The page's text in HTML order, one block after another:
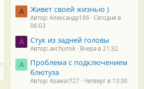
А Живет своей жизнью )
Автор: Александр186
Сегодня в
06:03
A Стук из задней головы
Автор: avchumik Вчера в 21:32
А
Проблема с подключением
блютуза
Автор: Азамат727 Четверг в 13:30